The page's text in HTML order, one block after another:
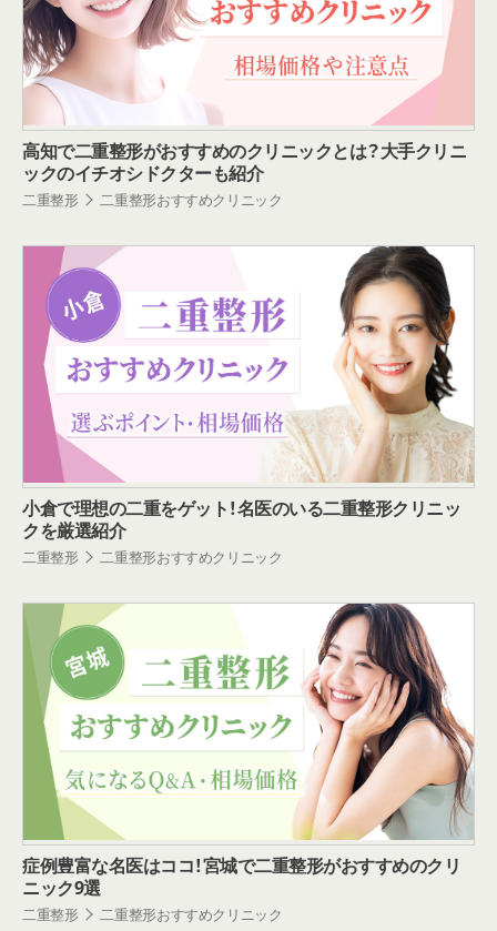
高知で二重整形がおすすめのクリニックとは？大手クリニ
ックのイチオシドクターも紹介
二重整形 二重整形おすすめクリニック
小倉で理想の二重をゲット！名医のいる二重整形クリニッ
クを厳選紹介
二重整形 二重整形おすすめクリニック
症例豊富な名医はココ！宮城で二重整形がおすすめのクリ
ニック9選
二重整形 二重整形おすすめクリニック